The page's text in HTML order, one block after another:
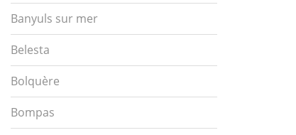
Banyuls sur mer
Belesta
Bolquère
Bompas